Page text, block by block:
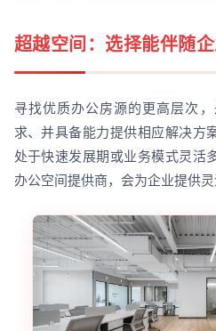
超越空间：选择能伴随
寻找优质办公房源的更高层次
求、并具备能力提供相应解决方
处于快速发展期或业务模式灵活
办公空间提供商，会为企业提供灵